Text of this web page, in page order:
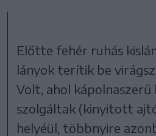
Előtte fehér ruhás
lányok terítik be
Volt, ahol
szolgáltak (kinyitott
helyéül, többnyire